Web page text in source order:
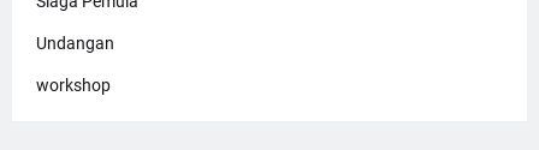
Undangan
workshop